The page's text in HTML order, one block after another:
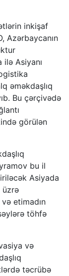
inkişaf
Azərbaycanın
Asiyanı
əməkdaşlıq
Bu çərçivədə
görülən
bu il
Asiyada
üzrə
etimadın
töhfə
və
təcrübə